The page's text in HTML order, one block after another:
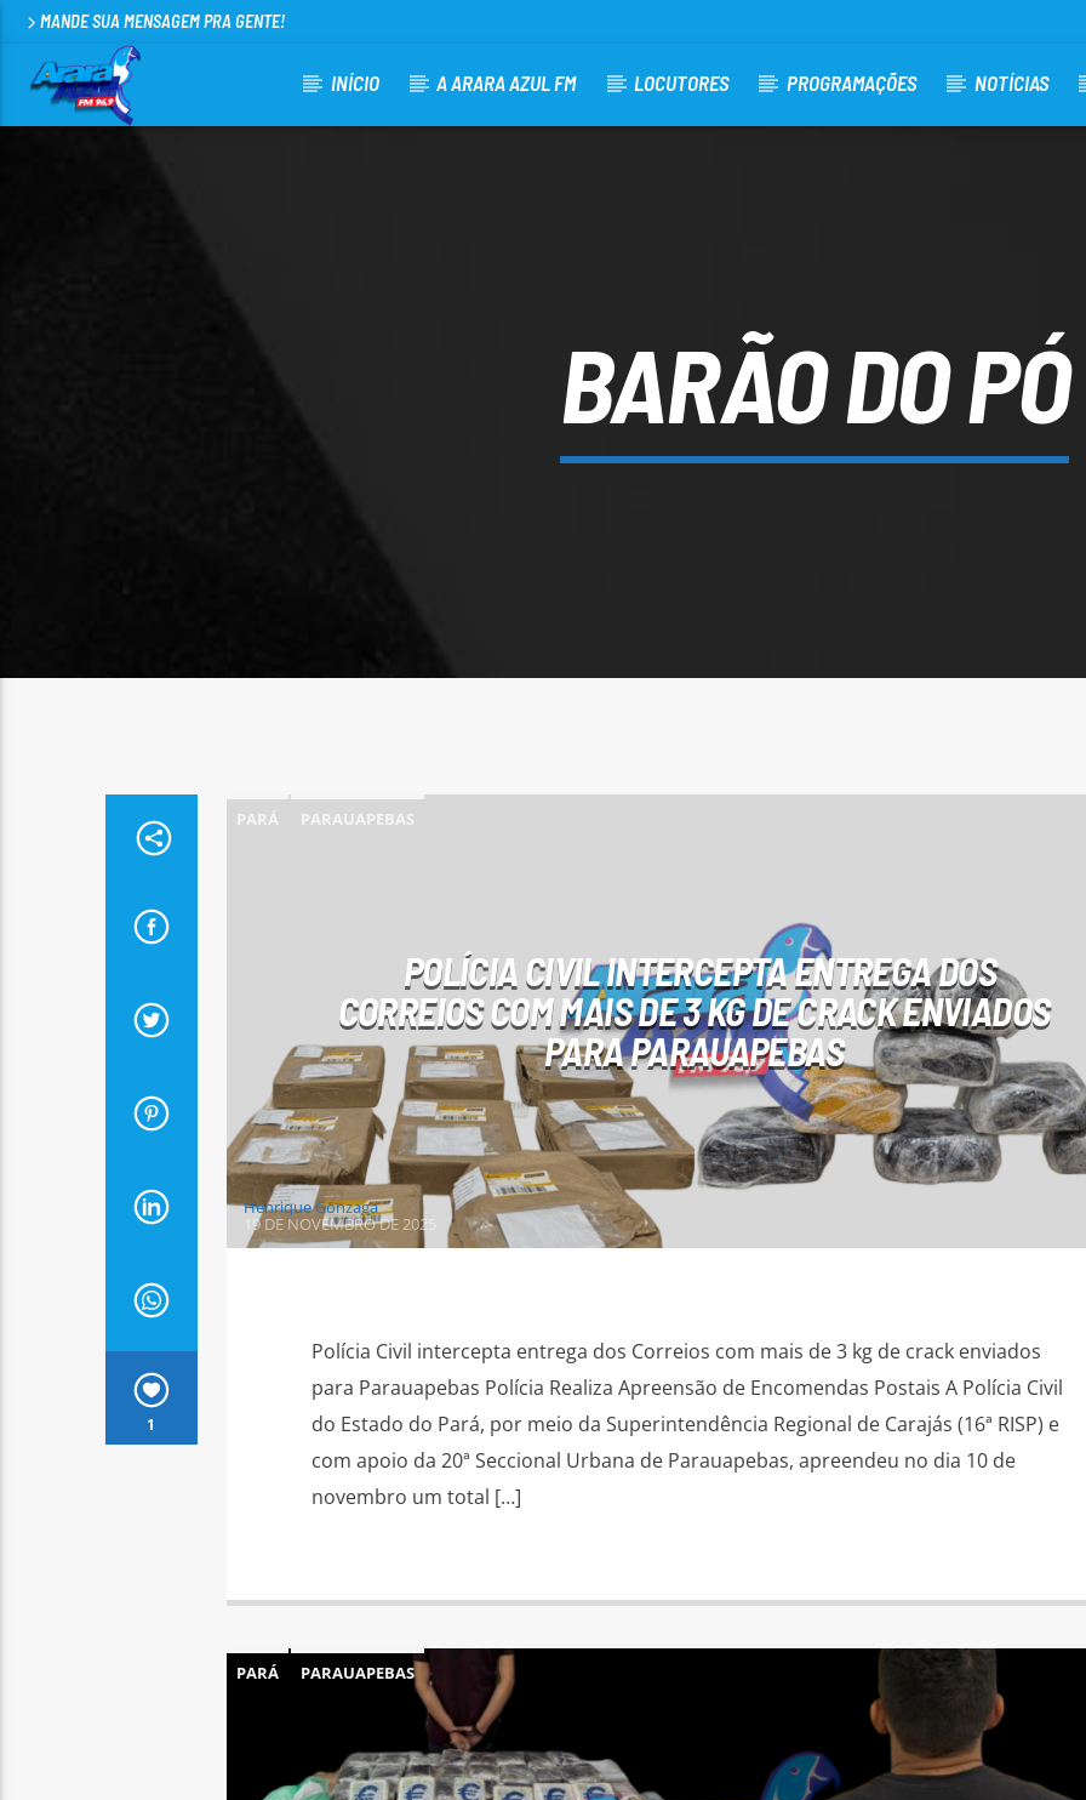
MANDE SUA MENSAGEM PRA GENTE!
INÍCIO A ARARA AZUL FM LOCUTORES PROGRAMAÇÕES NOTÍCIAS
BARÃO DO PÓ
1
PARÁ PARAUAPEBAS
POLÍCIA CIVIL INTERCEPTA ENTREGA DOS
CORREIOS COM MAIS DE 3 KG DE CRACK ENVIADOS
PARA PARAUAPEBAS
Henrique Gonzaga
19 DE NOVEMBRO DE 2025
Polícia Civil intercepta entrega dos Correios com mais de 3 kg de crack enviados
para Parauapebas Polícia Realiza Apreensão de Encomendas Postais A Polícia Civil
do Estado do Pará, por meio da Superintendência Regional de Carajás (16ª RISP) e
com apoio da 20ª Seccional Urbana de Parauapebas, apreendeu no dia 10 de
novembro um total […]
PARÁ PARAUAPEBAS